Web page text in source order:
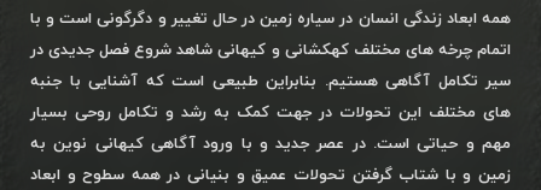
همه ابعاد زندگی انسان در سیاره زمین در حال تغییر و دگرگونی است و با
اتمام چرخه های مختلف کهکشانی و کیهانی شاهد شروع فصل جدیدی در
سیر تکامل آگاهی هستیم. بنابراین طبیعی است که آشنایی با جنبه
های مختلف این تحولات در جهت کمک به رشد و تکامل روحی بسیار
مهم و حیاتی است. در عصر جدید و با ورود آگاهی کیهانی نوین به
زمین و با شتاب گرفتن تحولات عمیق و بنیانی در همه سطوح و ابعاد